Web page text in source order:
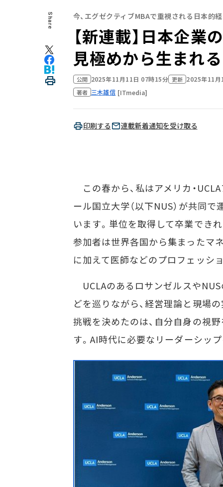
Share 今、エグゼクティブMBAで重視される日本的
【新連載】日本企業
見極めから生まれる
公開 2025年11月11日 07時15分 更新 2025年11
著者 三木雄信 [ITmedia]
印刷する 連載新着通知を受け取る
この春から、私はアメリカ・
ール国立大学（以下NUS）が共同
います。単位を取得して卒業でき
参加者は世界各国から集まったマ
に加えて医師などのプロフェッシ
UCLAのあるロサンゼルスや
どを巡りながら、経営理論と現場
挑戦を決めたのは、自分自身の視
す。AI時代に必要なリーダーシッ